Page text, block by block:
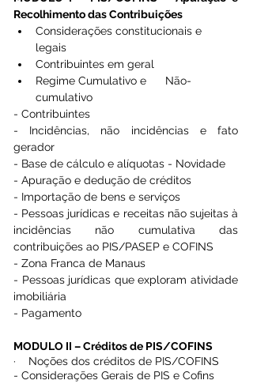
Recolhimento das Contribuições
Considerações constitucionais e
legais
Contribuintes em geral
Regime Cumulativo e      Não-
cumulativo
- Contribuintes
- Incidências, não incidências e fato
gerador
- Base de cálculo e alíquotas - Novidade
- Apuração e dedução de créditos
- Importação de bens e serviços
- Pessoas jurídicas e receitas não sujeitas à
incidências não cumulativa das
contribuições ao PIS/PASEP e COFINS
- Zona Franca de Manaus
- Pessoas jurídicas que exploram atividade
imobiliária
- Pagamento
MODULO II – Créditos de PIS/COFINS
·    Noções dos créditos de PIS/COFINS
- Considerações Gerais de PIS e Cofins